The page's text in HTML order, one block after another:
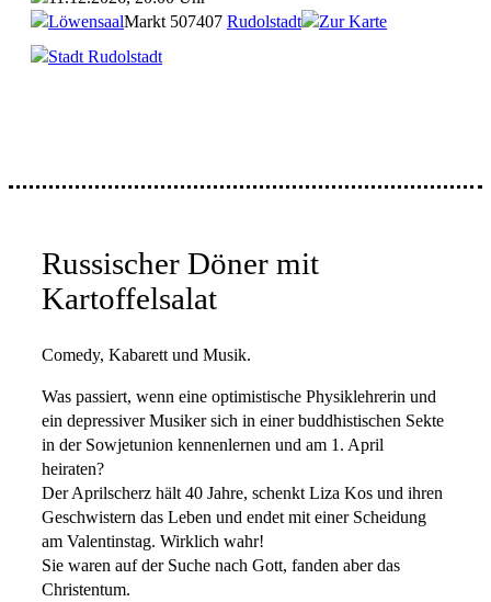
LöwensaalMarkt 507407 Rudolstadt
Zur Karte
Stadt Rudolstadt
Russischer Döner mit
Kartoffelsalat
Comedy, Kabarett und Musik.
Was passiert, wenn eine optimistische Physiklehrerin und
ein depressiver Musiker sich in einer buddhistischen Sekte
in der Sowjetunion kennenlernen und am 1. April
heiraten?
Der Aprilscherz hält 40 Jahre, schenkt Liza Kos und ihren
Geschwistern das Leben und endet mit einer Scheidung
am Valentinstag. Wirklich wahr!
Sie waren auf der Suche nach Gott, fanden aber das
Christentum.